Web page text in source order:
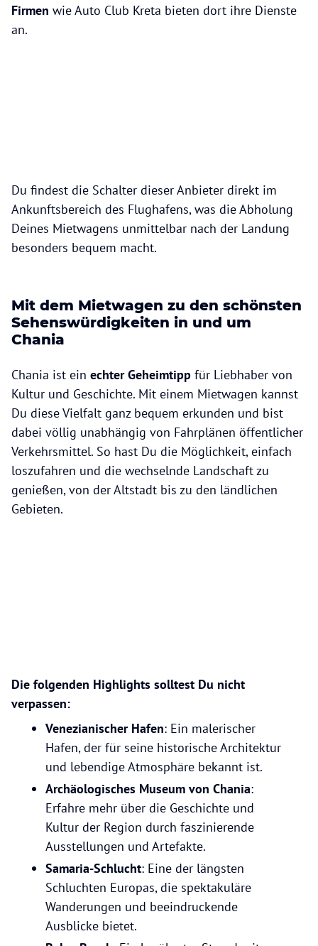
Firmen wie Auto Club Kreta bieten dort ihre Dienste
an.
Du findest die Schalter dieser Anbieter direkt im
Ankunftsbereich des Flughafens, was die Abholung
Deines Mietwagens unmittelbar nach der Landung
besonders bequem macht.
Mit dem Mietwagen zu den schönsten
Sehenswürdigkeiten in und um
Chania
Chania ist ein echter Geheimtipp für Liebhaber von
Kultur und Geschichte. Mit einem Mietwagen kannst
Du diese Vielfalt ganz bequem erkunden und bist
dabei völlig unabhängig von Fahrplänen öffentlicher
Verkehrsmittel. So hast Du die Möglichkeit, einfach
loszufahren und die wechselnde Landschaft zu
genießen, von der Altstadt bis zu den ländlichen
Gebieten.
Die folgenden Highlights solltest Du nicht
verpassen:
Venezianischer Hafen: Ein malerischer
Hafen, der für seine historische Architektur
und lebendige Atmosphäre bekannt ist.
Archäologisches Museum von Chania:
Erfahre mehr über die Geschichte und
Kultur der Region durch faszinierende
Ausstellungen und Artefakte.
Samaria-Schlucht: Eine der längsten
Schluchten Europas, die spektakuläre
Wanderungen und beeindruckende
Ausblicke bietet.